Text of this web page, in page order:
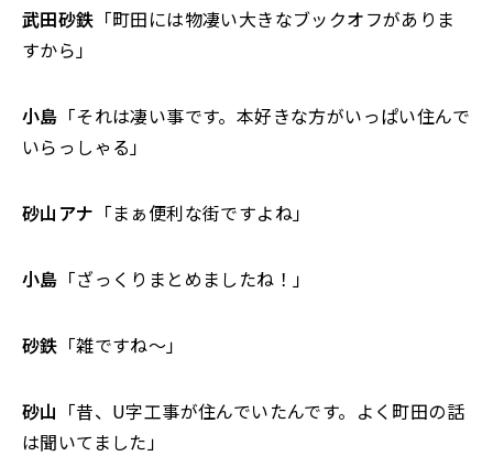
武田砂鉄 「町田には物凄い大きなブックオフがありま
すから」
小島 「それは凄い事です。本好きな方がいっぱい住んで
いらっしゃる」
砂山アナ 「まぁ便利な街ですよね」
小島 「ざっくりまとめましたね！」
砂鉄 「雑ですね～」
砂山 「昔、U字工事が住んでいたんです。よく町田の話
は聞いてました」